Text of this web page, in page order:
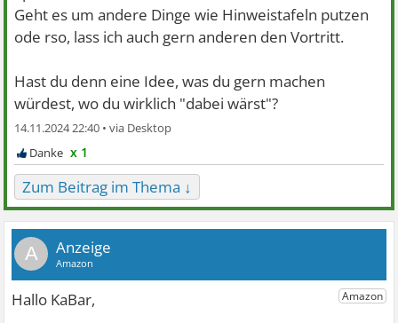
Geht es um andere Dinge wie Hinweistafeln putzen
ode rso, lass ich auch gern anderen den Vortritt.
Hast du denn eine Idee, was du gern machen
würdest, wo du wirklich "dabei wärst"?
14.11.2024 22:40 •
x 1
Zum Beitrag im Thema ↓
A